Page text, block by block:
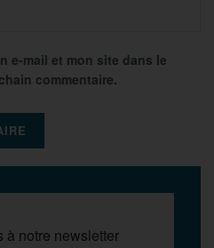
e-mail et mon site dans le
commentaire.
à notre newsletter